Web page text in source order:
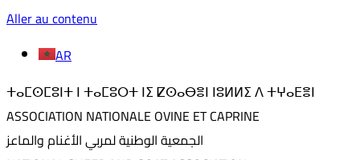
Aller au contenu
AR
ⵜⴰⵎⵙⵎⵓⵏⵜ ⵏ ⵜⴰⵎⵓⵔⵜ ⵏⵉ ⵇⵙⴰⴱⴻⵏ ⵏⵓⵍⵍⵉ ⴷ ⵜⵖⴰⴹⴻⵏ
ASSOCIATION NATIONALE OVINE ET CAPRINE
الجمعية الوطنية لمربي الأغنام والماعز